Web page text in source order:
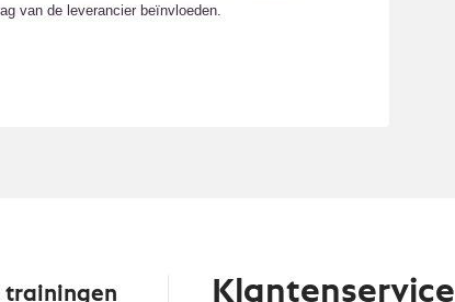
van de leverancier beïnvloeden.
trainingen Klantenservice